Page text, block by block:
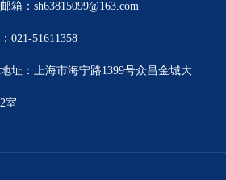
箱：sh63815099@163.com
021-51611358
址：上海市海宁路1399号众昌金城大
室